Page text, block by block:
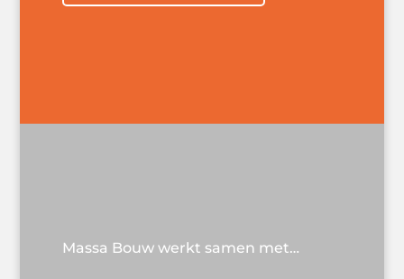
Massa Bouw werkt samen met…